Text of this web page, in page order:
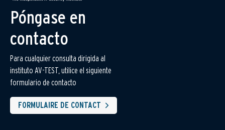
Póngase en
contacto
Para cualquier consulta dirigida al
instituto AV-TEST, utilice el siguiente
formulario de contacto
FORMULAIRE DE CONTACT